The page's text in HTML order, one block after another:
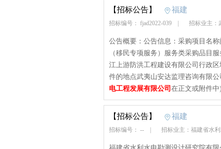
【招标公告】 福建
招标编号： fjad2022-039 招标业主：
公告概要：公告信息：采购项目名
（移民专项服务）服务类采购品目
江上游防洪工程建设有限公司行政
件的地点武夷山安达监理咨询有限
电工程发展有限公司 在正文或附件中
【招标公告】 福建
招标编号： -- 招标业主：福建省水